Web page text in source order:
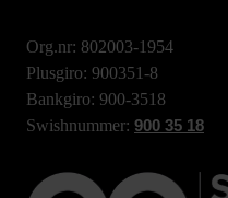
Org.nr: 802003-1954
Plusgiro: 900351-8
Bankgiro: 900-3518
Swishnummer: 900 35 18